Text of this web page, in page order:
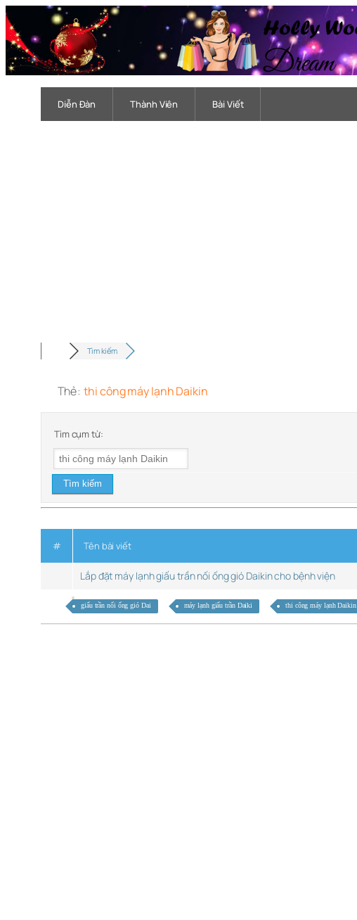
Chuyển
đến
phần
nội
Diễn Đàn Thành Viên Bài Viết
Tìm kiếm
Thẻ:thi công máy lạnh Daikin
Tìm cụm từ:
# Tên bài viết
Lắp đặt máy lạnh giấu trần nối ống gió Daikin cho bệnh viện
giấu trần nối ống gió Dai máy lạnh giấu trần Daiki thi công máy lạnh Daikin